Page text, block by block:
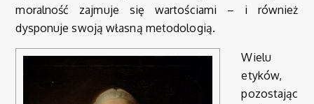
moralność zajmuje się wartościami – i również
dysponuje swoją własną metodologią.
Wielu
etyków,
pozostając